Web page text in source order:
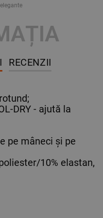
RECENZII
DRY - ajută la
pe mâneci și pe
10% elastan,